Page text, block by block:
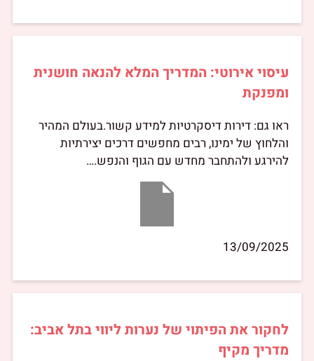
עיסוי אירוטי: המדריך המלא להנאה חושנית
ומפנקת
ראו גם: דירות דיסקרטיות למידע קשור.בעולם המהיר
והלחוץ של ימינו, רבים מחפשים דרכים יצירתיות
להירגע ולהתחבר מחדש עם הגוף והנפש.…
13/09/2025
לחקור את הפיתוי של נערות ליווי בתל אביב:
מדריך מקיף